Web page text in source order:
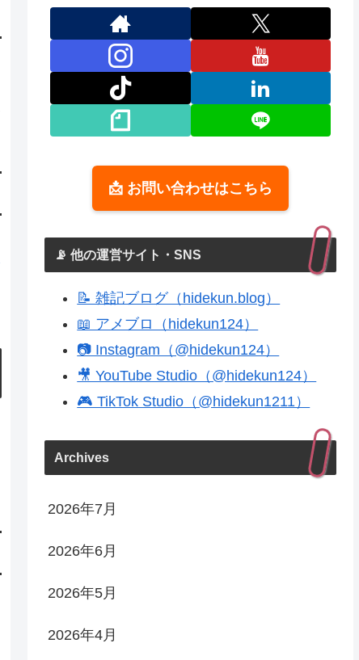
📩 お問い合わせはこちら
📡 他の運営サイト・SNS
📝 雑記ブログ（hidekun.blog）
📖 アメブロ（hidekun124）
📷 Instagram（@hidekun124）
🎥 YouTube Studio（@hidekun124）
🎮 TikTok Studio（@hidekun1211）
Archives
2026年7月
2026年6月
2026年5月
2026年4月